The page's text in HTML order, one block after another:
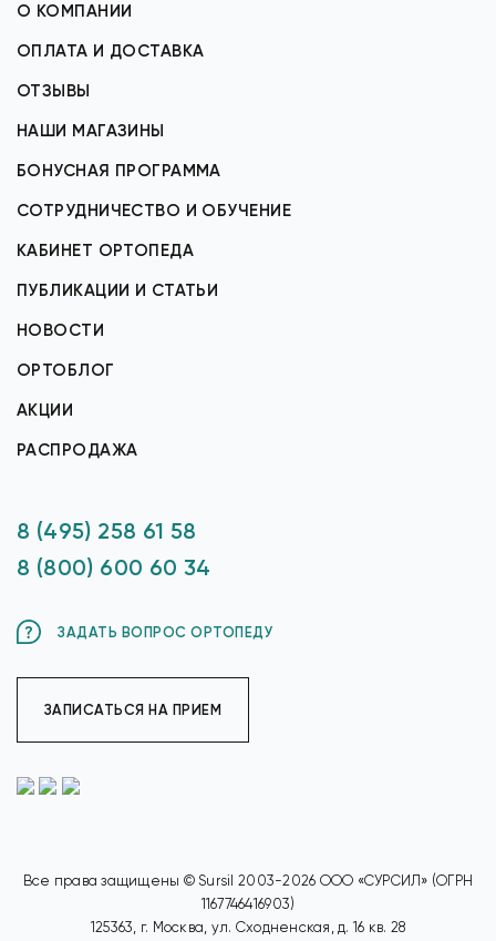
О КОМПАНИИ
ОПЛАТА И ДОСТАВКА
ОТЗЫВЫ
НАШИ МАГАЗИНЫ
БОНУСНАЯ ПРОГРАММА
СОТРУДНИЧЕСТВО И ОБУЧЕНИЕ
КАБИНЕТ ОРТОПЕДА
ПУБЛИКАЦИИ И СТАТЬИ
НОВОСТИ
ОРТОБЛОГ
АКЦИИ
РАСПРОДАЖА
8 (495) 258 61 58
8 (800) 600 60 34
ЗАДАТЬ ВОПРОС ОРТОПЕДУ
ЗАПИСАТЬСЯ НА ПРИЕМ
Все права защищены © Sursil 2003-2026 ООО «СУРСИЛ» (ОГРН
1167746416903)
125363, г. Москва, ул. Сходненская, д. 16 кв. 28